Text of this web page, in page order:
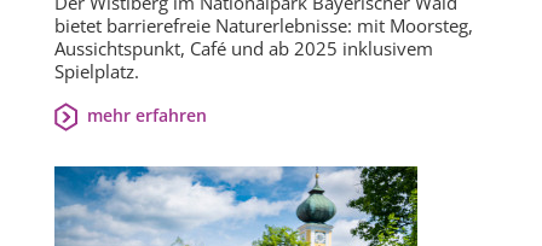
bietet barrierefreie Naturerlebnisse: mit Moorsteg,
Aussichtspunkt, Café und ab 2025 inklusivem
Spielplatz.
mehr erfahren